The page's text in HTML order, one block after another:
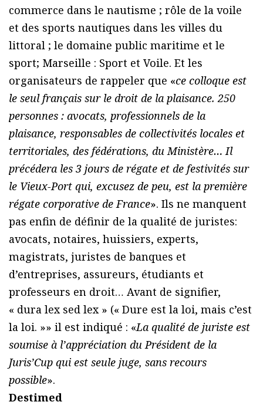
commerce dans le nautisme ; rôle de la voile
et des sports nautiques dans les villes du
littoral ; le domaine public maritime et le
sport; Marseille : Sport et Voile. Et les
organisateurs de rappeler que «ce colloque est
le seul français sur le droit de la plaisance. 250
personnes : avocats, professionnels de la
plaisance, responsables de collectivités locales et
territoriales, des fédérations, du Ministère… Il
précédera les 3 jours de régate et de festivités sur
le Vieux-Port qui, excusez de peu, est la première
régate corporative de France». Ils ne manquent
pas enfin de définir de la qualité de juristes:
avocats, notaires, huissiers, experts,
magistrats, juristes de banques et
d’entreprises, assureurs, étudiants et
professeurs en droit… Avant de signifier,
« dura lex sed lex » (« Dure est la loi, mais c’est
la loi. »» il est indiqué : «La qualité de juriste est
soumise à l’appréciation du Président de la
Juris’Cup qui est seule juge, sans recours
possible».
Destimed